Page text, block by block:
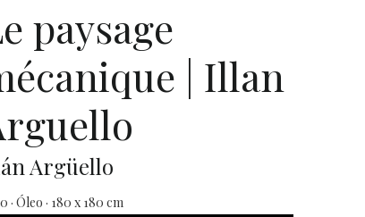
paysage
| Illan
Argüello
· Óleo · 180 x 180 cm